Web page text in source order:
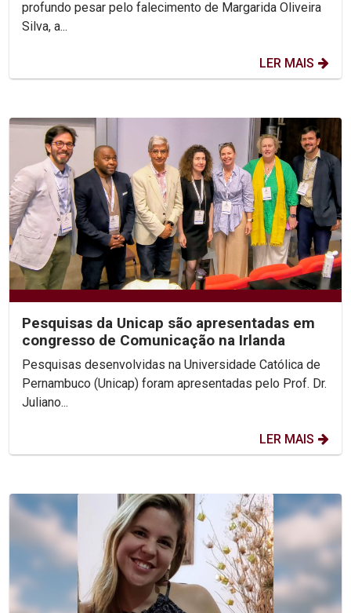
profundo pesar pelo falecimento de Margarida Oliveira
Silva, a...
LER MAIS
Pesquisas da Unicap são apresentadas em
congresso de Comunicação na Irlanda
Pesquisas desenvolvidas na Universidade Católica de
Pernambuco (Unicap) foram apresentadas pelo Prof. Dr.
Juliano...
LER MAIS